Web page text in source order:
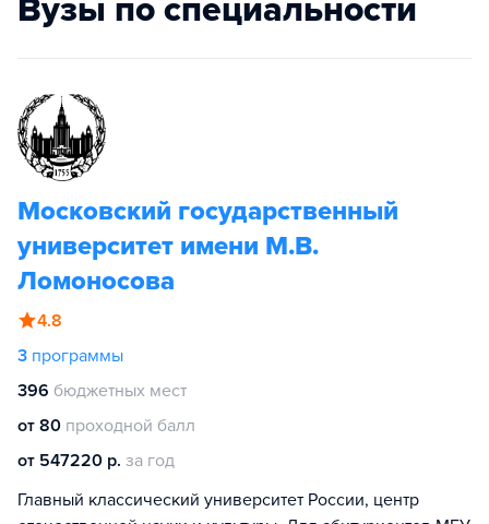
Вузы по специальности
Московский государственный
университет имени М.В.
Ломоносова
4.8
3 программы
396 бюджетных мест
от 80 проходной балл
от 547220 р. за год
Главный классический университет России, центр